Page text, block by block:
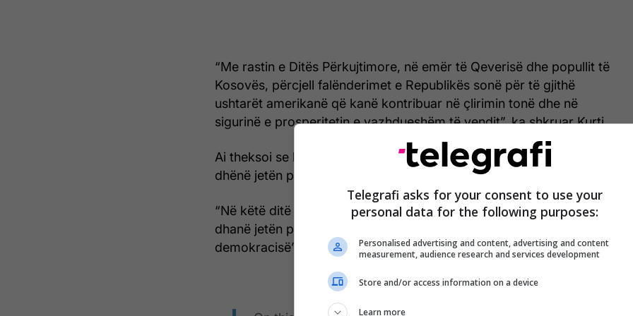
“Me rastin e Ditës Përkujtimore, në emër të Qeverisë dhe popullit të
Kosovës, përcjell falënderimet e Republikës sonë për të gjithë
ushtarët amerikanë që kanë kontribuar në çlirimin tonë dhe në
sigurinë e prosperitetin e vazhdueshëm të vendit”, ka shkruar Kurti.
Ai theksoi se kjo ditë është edhe moment për të kujtuar ata që kanë
dhënë jetën për vlerat e lirisë, barazisë dhe demokracisë.
“Në këtë ditë solemne, le t’i kujtojmë gjithashtu të gjithë ata që
dhanë jetën për vlerat e përjetshme të lirisë, barazisë dhe
demokracisë”, ka shkruar Kurti. /Telegrafi/
Telegrafi asks for your consent to use your
personal data for the following purposes:
Personalised advertising and content, advertising and content
measurement, audience research and services development
Store and/or access information on a device
Learn more